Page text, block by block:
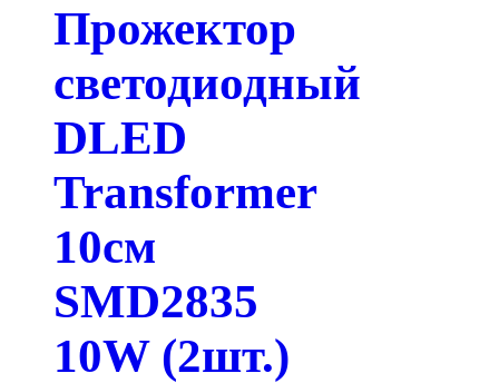
Прожектор
светодиодный
DLED
Transformer
10см
SMD2835
10W (2шт.)